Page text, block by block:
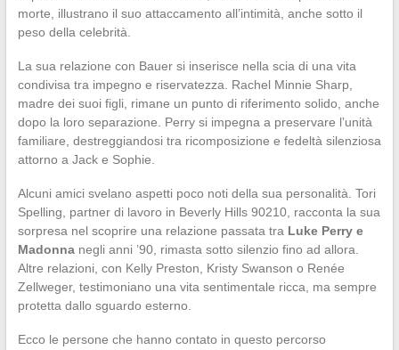
morte, illustrano il suo attaccamento all’intimità, anche sotto il
peso della celebrità.
La sua relazione con Bauer si inserisce nella scia di una vita
condivisa tra impegno e riservatezza. Rachel Minnie Sharp,
madre dei suoi figli, rimane un punto di riferimento solido, anche
dopo la loro separazione. Perry si impegna a preservare l’unità
familiare, destreggiandosi tra ricomposizione e fedeltà silenziosa
attorno a Jack e Sophie.
Alcuni amici svelano aspetti poco noti della sua personalità. Tori
Spelling, partner di lavoro in Beverly Hills 90210, racconta la sua
sorpresa nel scoprire una relazione passata tra Luke Perry e
Madonnanegli anni ’90, rimasta sotto silenzio fino ad allora.
Altre relazioni, con Kelly Preston, Kristy Swanson o Renée
Zellweger, testimoniano una vita sentimentale ricca, ma sempre
protetta dallo sguardo esterno.
Ecco le persone che hanno contato in questo percorso